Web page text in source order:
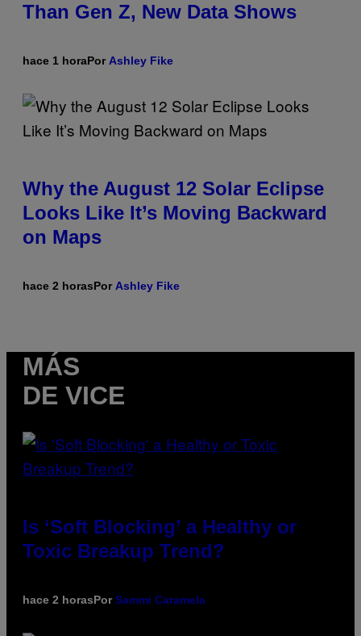
Than Gen Z, New Data Shows
hace 1 horaPorAshley Fike
Why the August 12 Solar Eclipse
Looks Like It’s Moving Backward
on Maps
hace 2 horasPorAshley Fike
MÁS
DE VICE
Is ‘Soft Blocking’ a Healthy or
Toxic Breakup Trend?
hace 2 horasPorSammi Caramela